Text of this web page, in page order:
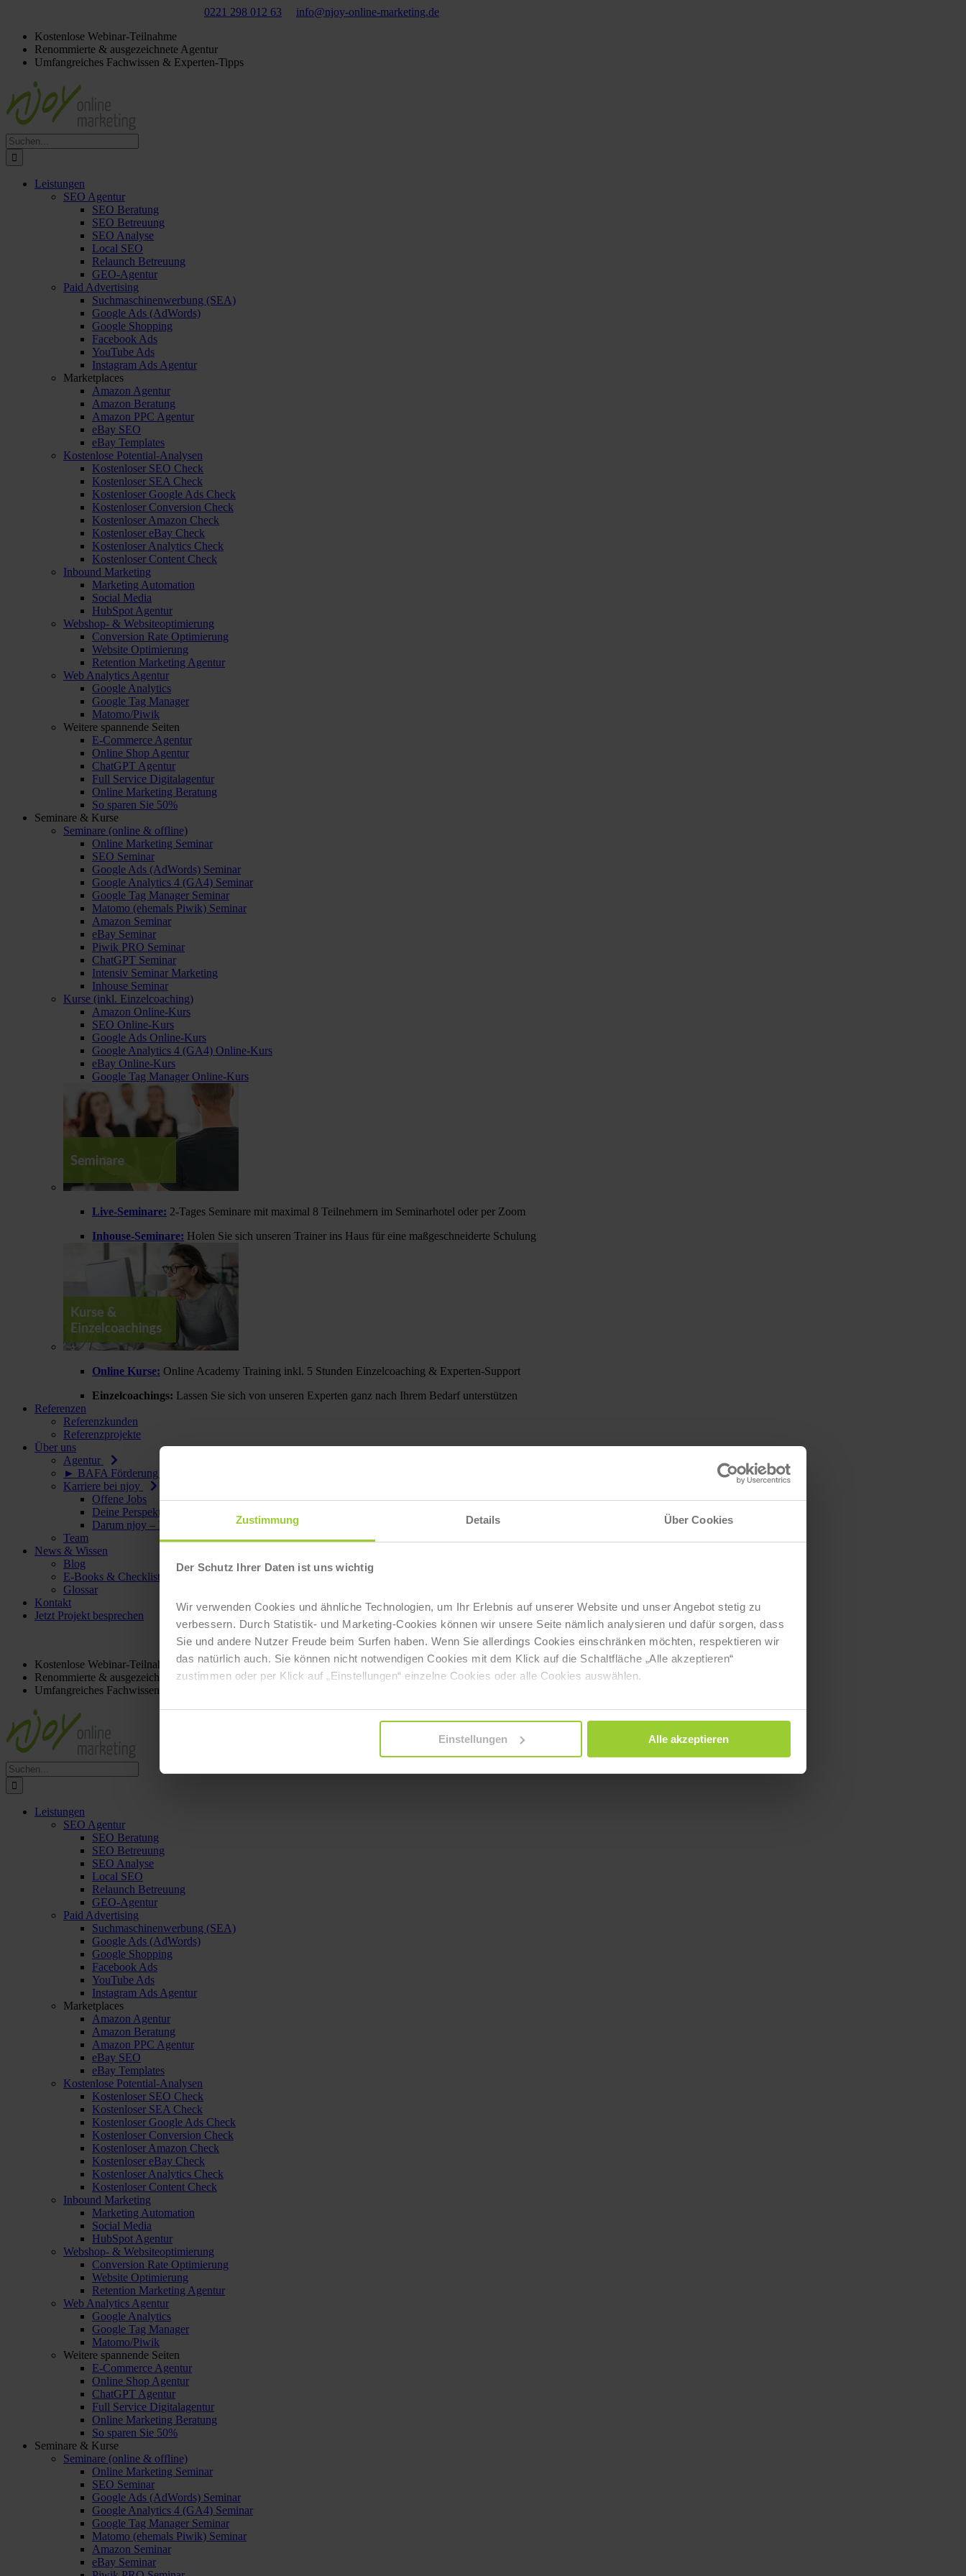
Zustimmung Details Über Cookies
Der Schutz Ihrer Daten ist uns wichtig
Wir verwenden Cookies und ähnliche Technologien, um Ihr Erlebnis auf unserer Website und unser Angebot stetig zu
verbessern. Durch Statistik- und Marketing-Cookies können wir unsere Seite nämlich analysieren und dafür sorgen, dass
Sie und andere Nutzer Freude beim Surfen haben. Wenn Sie allerdings Cookies einschränken möchten, respektieren wir
das natürlich auch. Sie können nicht notwendigen Cookies mit dem Klick auf die Schaltfläche „Alle akzeptieren“
zustimmen oder per Klick auf „Einstellungen“ einzelne Cookies oder alle Cookies auswählen.
Einstellungen Alle akzeptieren
0221 298 012 63
info@njoy‑online‑marketing.de
Kostenlose Webinar-Teilnahme
Renommierte & ausgezeichnete Agentur
Umfangreiches Fachwissen & Experten-Tipps
Suche
nach:
Leistungen
SEO Agentur
SEO Beratung
SEO Betreuung
SEO Analyse
Local SEO
Relaunch Betreuung
GEO-Agentur
Paid Advertising
Suchmaschinenwerbung (SEA)
Google Ads (AdWords)
Google Shopping
Facebook Ads
YouTube Ads
Instagram Ads Agentur
Marketplaces
Amazon Agentur
Amazon Beratung
Amazon PPC Agentur
eBay SEO
eBay Templates
Kostenlose Potential-Analysen
Kostenloser SEO Check
Kostenloser SEA Check
Kostenloser Google Ads Check
Kostenloser Conversion Check
Kostenloser Amazon Check
Kostenloser eBay Check
Kostenloser Analytics Check
Kostenloser Content Check
Inbound Marketing
Marketing Automation
Social Media
HubSpot Agentur
Webshop- & Websiteoptimierung
Conversion Rate Optimierung
Website Optimierung
Retention Marketing Agentur
Web Analytics Agentur
Google Analytics
Google Tag Manager
Matomo/Piwik
Weitere spannende Seiten
E-Commerce Agentur
Online Shop Agentur
ChatGPT Agentur
Full Service Digitalagentur
Online Marketing Beratung
So sparen Sie 50%
Seminare & Kurse
Seminare (online & offline)
Online Marketing Seminar
SEO Seminar
Google Ads (AdWords) Seminar
Google Analytics 4 (GA4) Seminar
Google Tag Manager Seminar
Matomo (ehemals Piwik) Seminar
Amazon Seminar
eBay Seminar
Piwik PRO Seminar
ChatGPT Seminar
Intensiv Seminar Marketing
Inhouse Seminar
Kurse (inkl. Einzelcoaching)
Amazon Online-Kurs
SEO Online-Kurs
Google Ads Online-Kurs
Google Analytics 4 (GA4) Online-Kurs
eBay Online-Kurs
Google Tag Manager Online-Kurs
Live-Seminare: 2-Tages Seminare mit maximal 8 Teilnehmern im Seminarhotel oder per Zoom
Inhouse-Seminare: Holen Sie sich unseren Trainer ins Haus für eine maßgeschneiderte Schulung
Online Kurse: Online Academy Training inkl. 5 Stunden Einzelcoaching & Experten-Support
Einzelcoachings: Lassen Sie sich von unseren Experten ganz nach Ihrem Bedarf unterstützen
Referenzen
Referenzkunden
Referenzprojekte
Über uns
Agentur
► BAFA Förderung◄
Karriere bei njoy
Offene Jobs
Deine Perspektiven
Darum njoy – Deine Benefits
Team
News & Wissen
Blog
E-Books & Checklisten
Glossar
Kontakt
Jetzt Projekt besprechen
Beratungsgespräch: 0221 298 012 63
info@njoy‑online‑marketing.de
Kostenlose Webinar-Teilnahme
Renommierte & ausgezeichnete Agentur
Umfangreiches Fachwissen & Experten-Tipps
Suche
nach:
Leistungen
SEO Agentur
SEO Beratung
SEO Betreuung
SEO Analyse
Local SEO
Relaunch Betreuung
GEO-Agentur
Paid Advertising
Suchmaschinenwerbung (SEA)
Google Ads (AdWords)
Google Shopping
Facebook Ads
YouTube Ads
Instagram Ads Agentur
Marketplaces
Amazon Agentur
Amazon Beratung
Amazon PPC Agentur
eBay SEO
eBay Templates
Kostenlose Potential-Analysen
Kostenloser SEO Check
Kostenloser SEA Check
Kostenloser Google Ads Check
Kostenloser Conversion Check
Kostenloser Amazon Check
Kostenloser eBay Check
Kostenloser Analytics Check
Kostenloser Content Check
Inbound Marketing
Marketing Automation
Social Media
HubSpot Agentur
Webshop- & Websiteoptimierung
Conversion Rate Optimierung
Website Optimierung
Retention Marketing Agentur
Web Analytics Agentur
Google Analytics
Google Tag Manager
Matomo/Piwik
Weitere spannende Seiten
E-Commerce Agentur
Online Shop Agentur
ChatGPT Agentur
Full Service Digitalagentur
Online Marketing Beratung
So sparen Sie 50%
Seminare & Kurse
Seminare (online & offline)
Online Marketing Seminar
SEO Seminar
Google Ads (AdWords) Seminar
Google Analytics 4 (GA4) Seminar
Google Tag Manager Seminar
Matomo (ehemals Piwik) Seminar
Amazon Seminar
eBay Seminar